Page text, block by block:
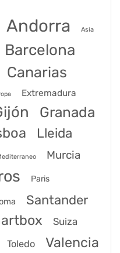
Andorra Asia
Barcelona
Canarias
Extremadura
Granada
Lleida
Murcia
Paris
Santander
Suiza
Toledo Valencia